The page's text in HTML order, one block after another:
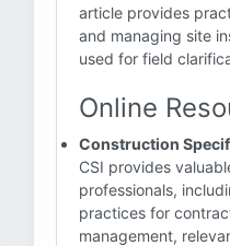
article provides
and managing site
used for field
Online
Construction
CSI provides
professionals,
practices for
management,